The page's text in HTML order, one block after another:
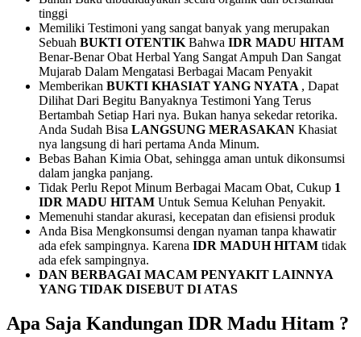
tinggi
Memiliki Testimoni yang sangat banyak yang merupakan
Sebuah BUKTI OTENTIK Bahwa IDR MADU HITAM
Benar-Benar Obat Herbal Yang Sangat Ampuh Dan Sangat
Mujarab Dalam Mengatasi Berbagai Macam Penyakit
Memberikan BUKTI KHASIAT YANG NYATA , Dapat
Dilihat Dari Begitu Banyaknya Testimoni Yang Terus
Bertambah Setiap Hari nya. Bukan hanya sekedar retorika.
Anda Sudah Bisa LANGSUNG MERASAKAN Khasiat
nya langsung di hari pertama Anda Minum.
Bebas Bahan Kimia Obat, sehingga aman untuk dikonsumsi
dalam jangka panjang.
Tidak Perlu Repot Minum Berbagai Macam Obat, Cukup 1
IDR MADU HITAM Untuk Semua Keluhan Penyakit.
Memenuhi standar akurasi, kecepatan dan efisiensi produk
Anda Bisa Mengkonsumsi dengan nyaman tanpa khawatir
ada efek sampingnya. Karena IDR MADUH HITAM tidak
ada efek sampingnya.
DAN BERBAGAI MACAM PENYAKIT LAINNYA
YANG TIDAK DISEBUT DI ATAS
Apa Saja Kandungan IDR Madu Hitam ?